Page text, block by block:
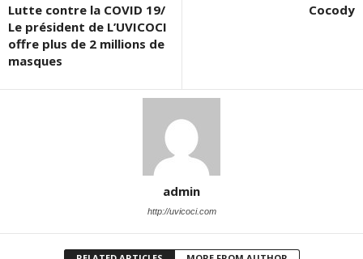
Lutte contre la COVID 19/
Le président de L’UVICOCI
offre plus de 2 millions de
masques
Cocody
admin
http://uvicoci.com